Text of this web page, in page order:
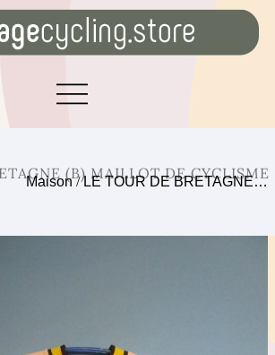
(B) MAILLOT DE CYCLISME
Maison/LE TOUR DE BRETAGNE…